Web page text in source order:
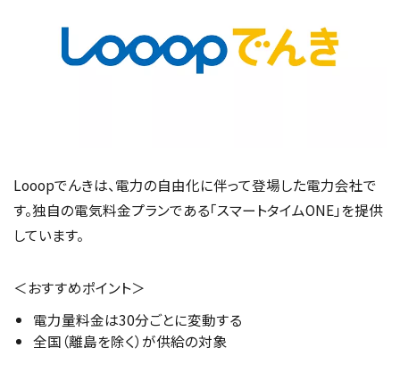
Looopでんきは、電力の自由化に伴って登場した電力会社で
す。独自の電気料金プランである「スマートタイムONE」を提供
しています。
＜おすすめポイント＞
電力量料金は30分ごとに変動する
全国（離島を除く）が供給の対象